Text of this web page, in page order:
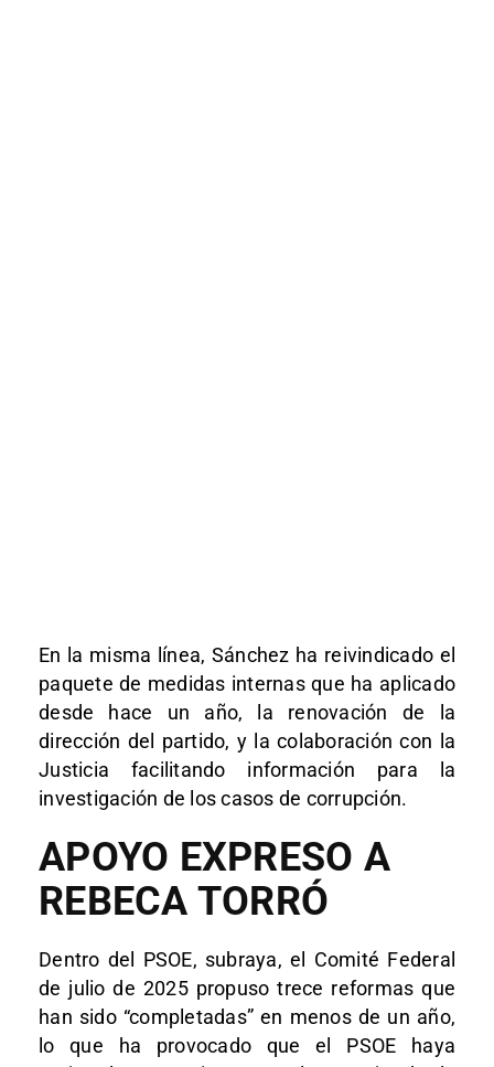
En la misma línea, Sánchez ha reivindicado el
paquete de medidas internas que ha aplicado
desde hace un año, la renovación de la
dirección del partido, y la colaboración con la
Justicia facilitando información para la
investigación de los casos de corrupción.
APOYO EXPRESO A
REBECA TORRÓ
Dentro del PSOE, subraya, el Comité Federal
de julio de 2025 propuso trece reformas que
han sido “completadas” en menos de un año,
lo que ha provocado que el PSOE haya